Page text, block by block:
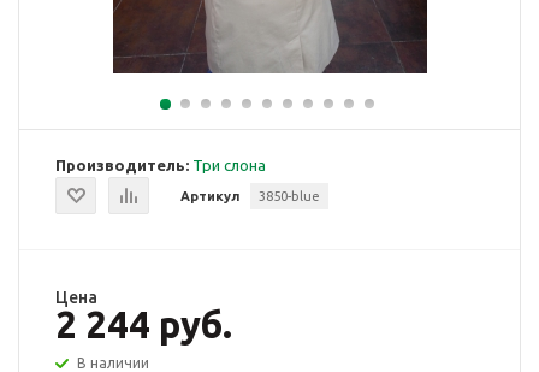
Производитель: Три слона
Артикул 3850-blue
Цена
2 244 руб.
В наличии